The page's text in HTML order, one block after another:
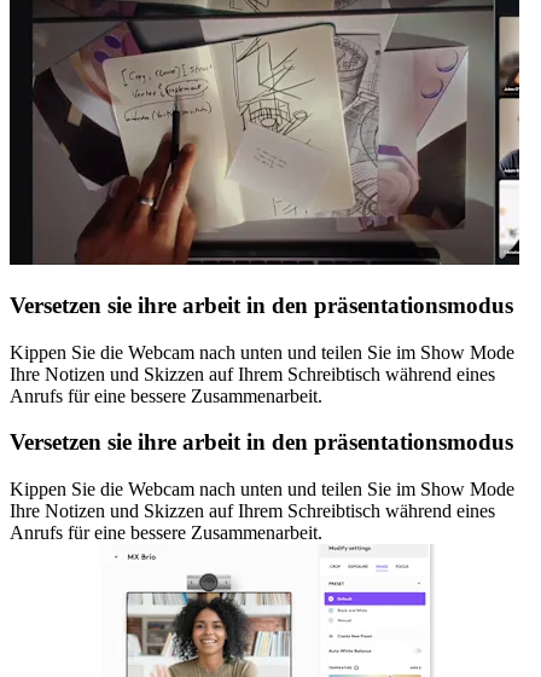
Versetzen sie ihre arbeit in den präsentationsmodus
Kippen Sie die Webcam nach unten und teilen Sie im Show Mode
Ihre Notizen und Skizzen auf Ihrem Schreibtisch während eines
Anrufs für eine bessere Zusammenarbeit.
Versetzen sie ihre arbeit in den präsentationsmodus
Kippen Sie die Webcam nach unten und teilen Sie im Show Mode
Ihre Notizen und Skizzen auf Ihrem Schreibtisch während eines
Anrufs für eine bessere Zusammenarbeit.